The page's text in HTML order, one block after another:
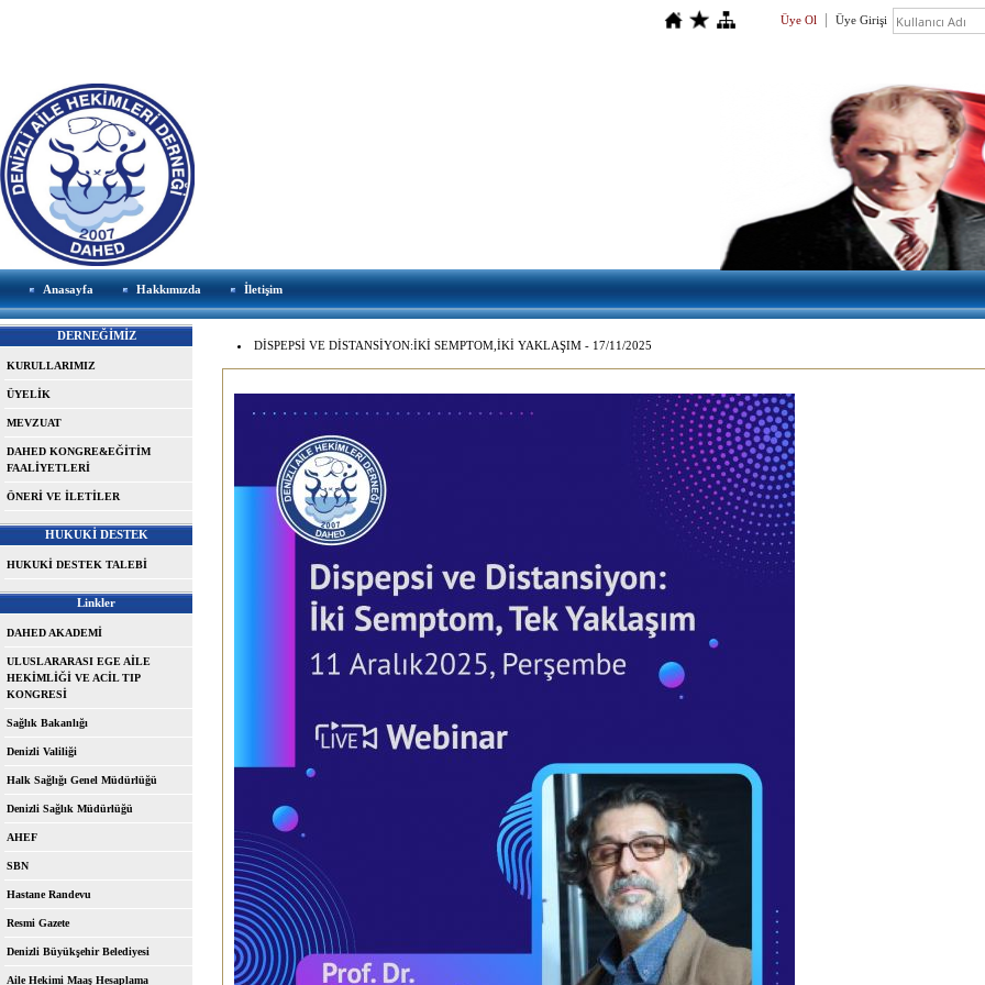
Üye Ol Üye Girişi
Anasayfa Hakkımızda İletişim
DERNEĞİMİZ
KURULLARIMIZ
ÜYELİK
MEVZUAT
DAHED KONGRE&EĞİTİM
FAALİYETLERİ
ÖNERİ VE İLETİLER
HUKUKİ DESTEK
HUKUKİ DESTEK TALEBİ
Linkler
DAHED AKADEMİ
ULUSLARARASI EGE AİLE
HEKİMLİĞİ VE ACİL TIP
KONGRESİ
Sağlık Bakanlığı
Denizli Valiliği
Halk Sağlığı Genel Müdürlüğü
Denizli Sağlık Müdürlüğü
AHEF
SBN
Hastane Randevu
Resmi Gazete
Denizli Büyükşehir Belediyesi
Aile Hekimi Maaş Hesaplama
DİSPEPSİ VE DİSTANSİYON:İKİ SEMPTOM,İKİ YAKLAŞIM - 17/11/2025